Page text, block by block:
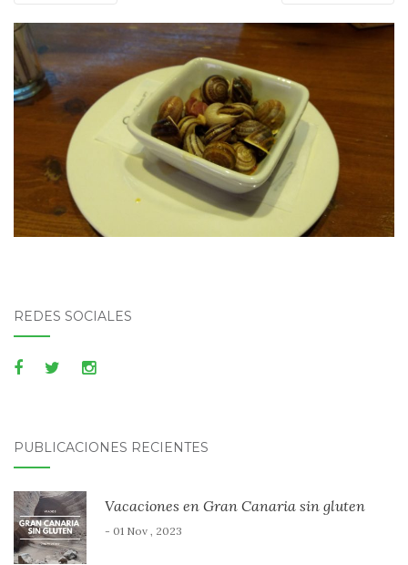
REDES SOCIALES
PUBLICACIONES RECIENTES
Vacaciones en Gran Canaria sin gluten
- 01 Nov , 2023